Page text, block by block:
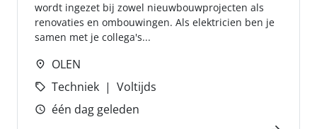
wordt ingezet bij zowel nieuwbouwprojecten als
renovaties en ombouwingen. Als elektricien ben je
samen met je collega's...
OLEN
Techniek
Voltijds
één dag geleden